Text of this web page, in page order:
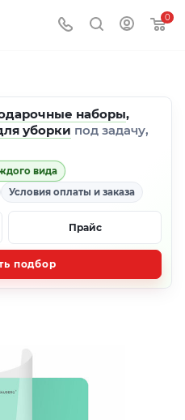
0
наборы,
уборки под задачу,
вида
Условия оплаты и заказа
Прайс
подбор